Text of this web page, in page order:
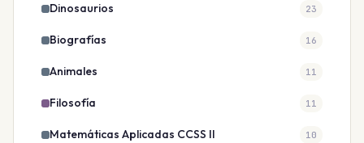
Dinosaurios 23
Biografías 16
Animales 11
Filosofía 11
Matemáticas Aplicadas CCSS II 10